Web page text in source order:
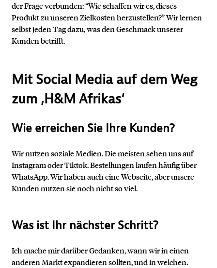
der Frage verbunden: “Wie schaffen wir es, dieses
Produkt zu unseren Zielkosten herzustellen?” Wir lernen
selbst jeden Tag dazu, was den Geschmack unserer
Kunden betrifft.
Mit Social Media auf dem Weg
zum ‚H&M Afrikas‘
Wie erreichen Sie Ihre Kunden?
Wir nutzen soziale Medien. Die meisten sehen uns auf
Instagram oder Tiktok. Bestellungen laufen häufig über
WhatsApp. Wir haben auch eine Webseite, aber unsere
Kunden nutzen sie noch nicht so viel.
Was ist Ihr nächster Schritt?
Ich mache mir darüber Gedanken, wann wir in einen
anderen Markt expandieren sollten, und in welchen.